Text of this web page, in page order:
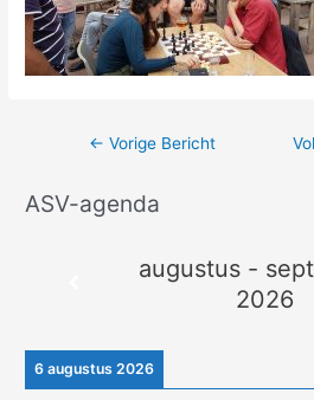
← Vorige Bericht
ASV-agenda
augustus -
2026
6 augustus 2026
A